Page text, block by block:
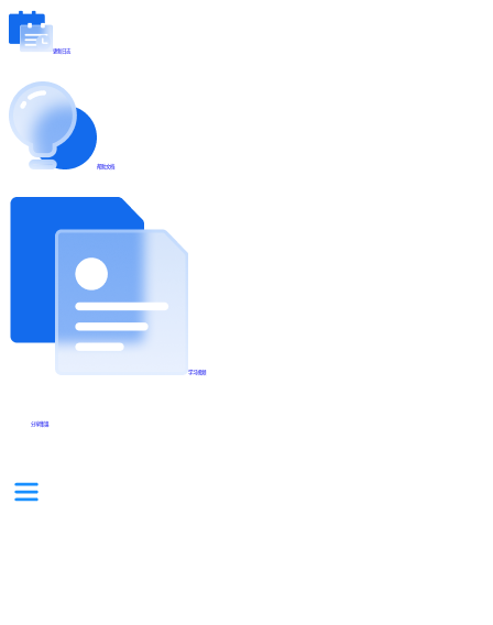
更新日志
帮助文档
学习视频
分享集锦